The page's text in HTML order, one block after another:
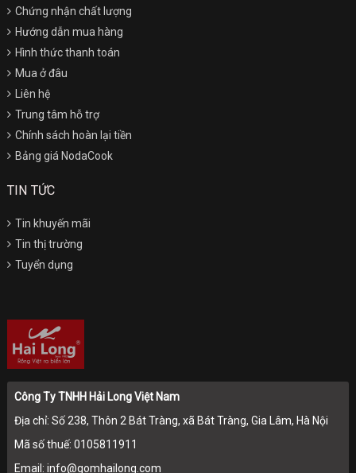
Chứng nhận chất lượng
Hướng dẫn mua hàng
Hình thức thanh toán
Mua ở đâu
Liên hệ
Trung tâm hỗ trợ
Chính sách hoàn lại tiền
Bảng giá NodaCook
TIN TỨC
Tin khuyến mãi
Tin thị trường
Tuyển dụng
Công Ty TNHH Hải Long Việt Nam
Địa chỉ: Số 238, Thôn 2 Bát Tràng, xã Bát Tràng, Gia Lâm, Hà Nội
Mã số thuế: 0105811911
Email: info@gomhailong.com